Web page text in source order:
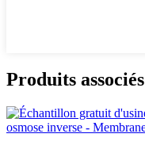
Produits associés